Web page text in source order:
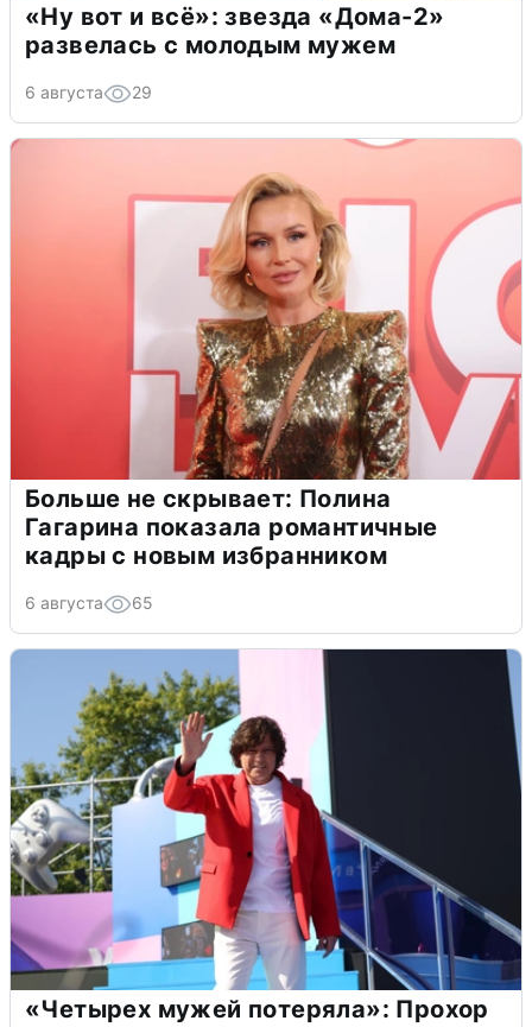
«Ну вот и всё»: звезда «Дома-2»
развелась с молодым мужем
6 августа 29
Больше не скрывает: Полина
Гагарина показала романтичные
кадры с новым избранником
6 августа 65
«Четырех мужей потеряла»: Прохор